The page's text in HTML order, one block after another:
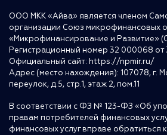
ООО МКК «Айва» является членом
организации Союз микрофинансовых
«Микрофинансирование и Развитие»
Регистрационный номер 32 000068 от
Официальный сайт: https://npmir.ru/
Адрес (место нахождения): 107078, г.
переулок, д.5, стр.1, этаж 2, пом.11
В соответствии с ФЗ № 123-ФЗ «Об
правам потребителей финансовых
финансовых услуг вправе обратиться